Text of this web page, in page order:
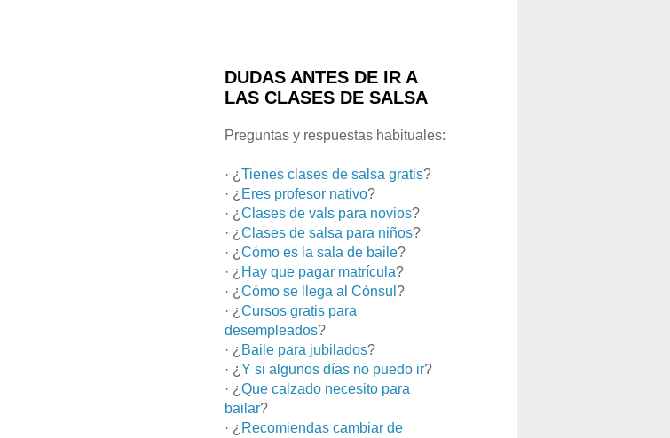
DUDAS ANTES DE IR A
LAS CLASES DE SALSA
Preguntas y respuestas habituales:
· ¿ Tienes clases de salsa gratis?
· ¿ Eres profesor nativo?
· ¿ Clases de vals para novios?
· ¿ Clases de salsa para niños?
· ¿ Cómo es la sala de baile?
· ¿ Hay que pagar matrícula?
· ¿ Cómo se llega al Cónsul ?
· ¿ Cursos gratis para
desempleados?
· ¿ Baile para jubilados?
· ¿ Y si algunos días no puedo ir?
· ¿ Que calzado necesito para
bailar?
· ¿ Recomiendas cambiar de